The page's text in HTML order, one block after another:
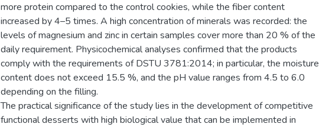
more protein compared to the control cookies, while the fiber content
increased by 4–5 times. A high concentration of minerals was recorded: the
levels of magnesium and zinc in certain samples cover more than 20 % of the
daily requirement. Physicochemical analyses confirmed that the products
comply with the requirements of DSTU 3781:2014; in particular, the moisture
content does not exceed 15.5 %, and the pH value ranges from 4.5 to 6.0
depending on the filling.
The practical significance of the study lies in the development of competitive
functional desserts with high biological value that can be implemented in